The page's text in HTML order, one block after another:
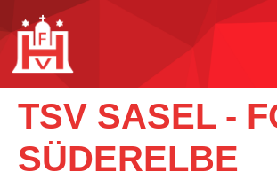
TSV SASEL -
SÜDERELBE